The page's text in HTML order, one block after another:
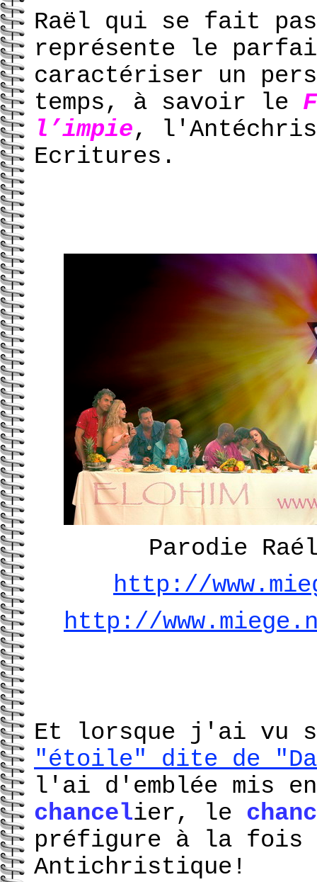
Raël qui se fait
représente le
caractériser un
temps, à savoir le
l’impie,
Ecritures.
Parodie
http://
http://
Et lorsque j'ai vu
"étoile" dite de
l'ai d'emblée mis
chancelier, le
préfigure à la fois
Antichristique!